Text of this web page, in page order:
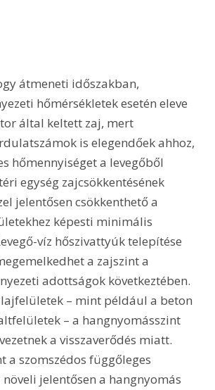
átmeneti időszakban,
hőmérsékletek esetén eleve
által keltett zaj, mert
is elegendőek ahhoz,
hőmennyiséget a levegőből
egység zajcsökkentésének
jelentősen csökkenthető a
képesti minimális
víz hőszivattyúk telepítése
a zajszint a
adottságok következtében.
– mint például a beton
– a hangnyomásszint
a visszaverődés miatt.
a szomszédos függőleges
jelentősen a hangnyomás